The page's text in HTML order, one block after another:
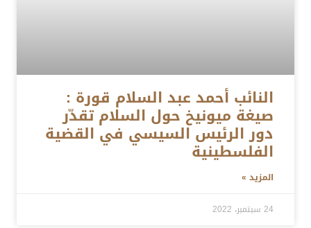
النائب أحمد عبد السلام قورة :
صيغة ميونيخ حول السلام تقدّر
دور الرئيس السيسي في القضية
الفلسطينية
المزيد »
24 سبتمبر، 2022